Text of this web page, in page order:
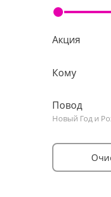
Акция
Кому
Повод
Новый Год и